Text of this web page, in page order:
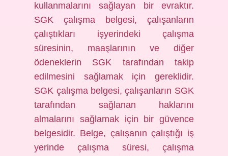
kullanmalarını sağlayan bir evraktır.
SGK çalışma belgesi, çalışanların
çalıştıkları işyerindeki çalışma
süresinin, maaşlarının ve diğer
ödeneklerin SGK tarafından takip
edilmesini sağlamak için gereklidir.
SGK çalışma belgesi, çalışanların SGK
tarafından sağlanan haklarını
almalarını sağlamak için bir güvence
belgesidir. Belge, çalışanın çalıştığı iş
yerinde çalışma süresi, çalışma